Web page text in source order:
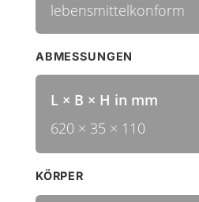
lebensmittelkonform
ABMESSUNGEN
L × B × H in mm
620 × 35 × 110
KÖRPER